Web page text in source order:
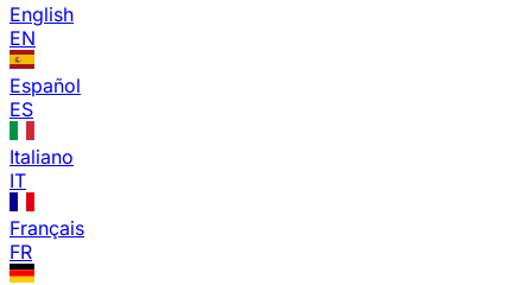
English
EN
Español
ES
Italiano
IT
Français
FR